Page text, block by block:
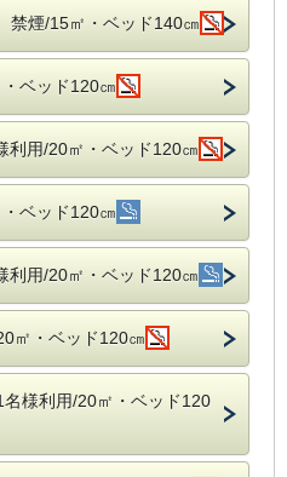
禁煙/15㎡・ベッド140㎝
ベッド120㎝
利用/20㎡・ベッド120㎝
ベッド120㎝
利用/20㎡・ベッド120㎝
㎡・ベッド120㎝
様利用/20㎡・ベッド120